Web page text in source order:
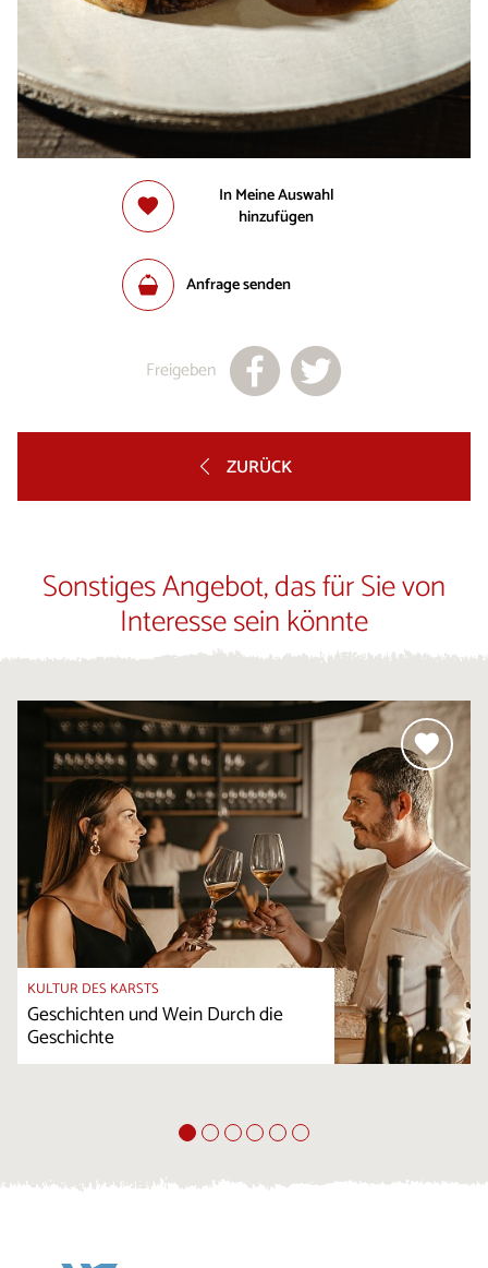
In Meine Auswahl
hinzufügen
Anfrage senden
Freigeben
ZURÜCK
Sonstiges Angebot, das für Sie von
Interesse sein könnte
KULTUR DES KARSTS
Geschichten und Wein Durch die
Geschichte